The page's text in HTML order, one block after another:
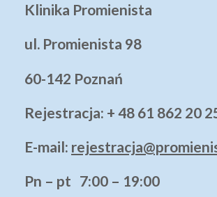
Klinika Promienista
ul. Promienista 98
60-142 Poznań
Rejestracja: + 48 61 862 20
E-mail:
Pn – pt 7:00 – 19:00